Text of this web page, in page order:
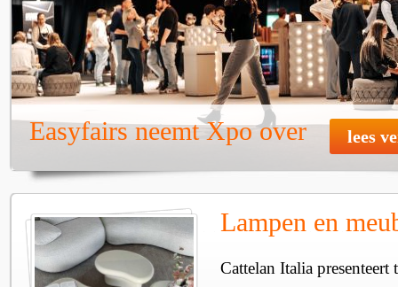
Easyfairs neemt Xpo over lees
Lampen en
Cattelan Italia